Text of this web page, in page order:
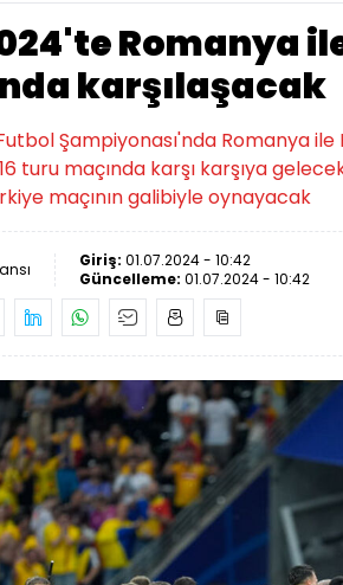
Romanya
karşılaşacak
Şampiyonası'nda Romanya
turu maçında karşı karşıya
maçının galibiyle oynayacak
Giriş: 01.07.2024 - 10:42
Güncelleme: 01.07.2024 - 10:42